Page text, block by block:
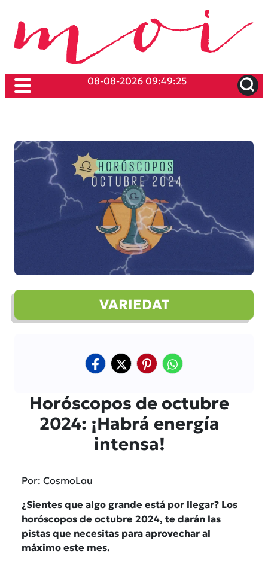
08-08-2026 09:49:25
VARIEDAT
Horóscopos de octubre
2024: ¡Habrá energía
intensa!
Por: CosmoLau
¿Sientes que algo grande está por llegar? Los
horóscopos de octubre 2024, te darán las
pistas que necesitas para aprovechar al
máximo este mes.